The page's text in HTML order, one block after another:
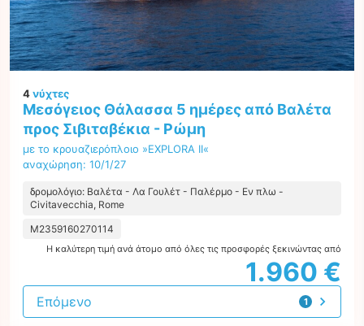
4νύχτες
Μεσόγειος Θάλασσα 5 ημέρες από Βαλέτα
προς Σιβιταβέκια - Ρώμη
με το κρουαζιερόπλοιο »EXPLORA II«
αναχώρηση: 10/1/27
δρομολόγιο: Βαλέτα - Λα Γουλέτ - Παλέρμο - Εν πλω -
Civitavecchia, Rome
M2359160270114
Η καλύτερη τιμή ανά άτομο από όλες τις προσφορές ξεκινώντας από
1.960 €
1
προσφορά
Επόμενο